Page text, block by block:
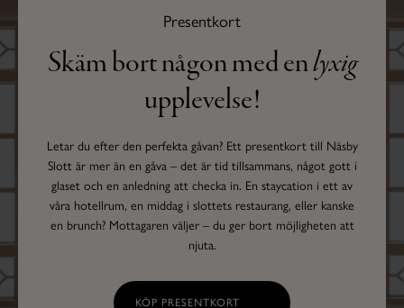
Presentkort
Skäm bort någon med enlyxig
upplevelse!
Letar du efter den perfekta gåvan? Ett presentkort till Näsby
Slott är mer än en gåva – det är tid tillsammans, något gott i
glaset och en anledning att checka in. En staycation i ett av
våra hotellrum, en middag i slottets restaurang, eller kanske
en brunch? Mottagaren väljer – du ger bort möjligheten att
njuta.
KÖP PRESENTKORT